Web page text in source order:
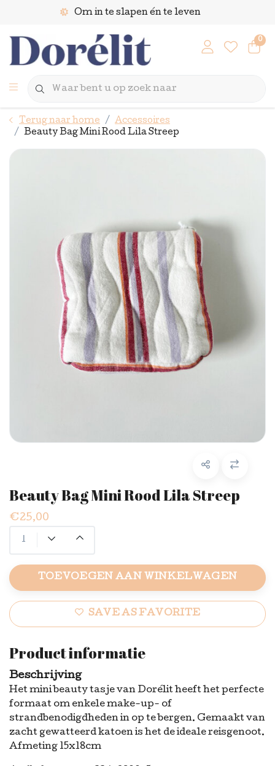
Om in te slapen én te leven
0
Terug naar home
Accessoires
Beauty Bag Mini Rood Lila Streep
Beauty Bag Mini Rood Lila Streep
€25,00
TOEVOEGEN AAN WINKELWAGEN
SAVE AS FAVORITE
Product informatie
Beschrijving
Het mini beauty tasje van Dorélit heeft het perfecte
formaat om enkele make-up- of
strandbenodigdheden in op te bergen. Gemaakt van
zacht gewatteerd katoen is het de ideale reisgenoot.
Afmeting 15x18cm